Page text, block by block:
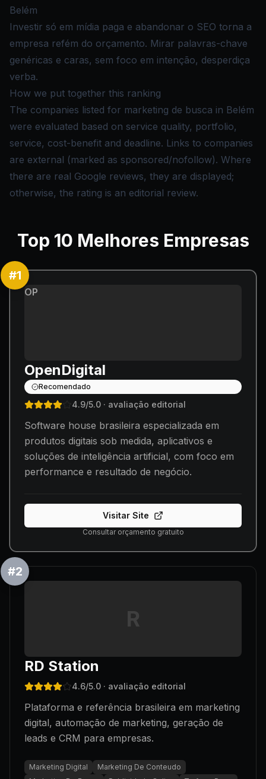
Belém
Investir só em mídia paga e abandonar o SEO torna a
empresa refém do orçamento. Mirar palavras-chave
genéricas e caras, sem foco em intenção, desperdiça
verba.
How we put together this ranking
The companies listed for marketing de busca in Belém
were evaluated based on service quality, portfolio,
service, cost-benefit and deadline. Links to companies
are external (marked as sponsored/nofollow). Where
there are real Google reviews, they are displayed;
otherwise, the rating is an editorial review.
Top 10 Melhores Empresas
#1
OP
OpenDigital
Recomendado
4.9/5.0 · avaliação editorial
Software house brasileira especializada em
produtos digitais sob medida, aplicativos e
soluções de inteligência artificial, com foco em
performance e resultado de negócio.
Visitar Site
Consultar orçamento gratuito
#2
R
RD Station
4.6/5.0 · avaliação editorial
Plataforma e referência brasileira em marketing
digital, automação de marketing, geração de
leads e CRM para empresas.
Marketing Digital
Marketing De Conteudo